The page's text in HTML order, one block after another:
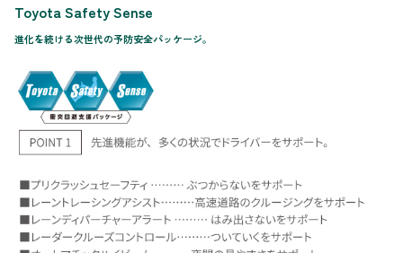
Toyota Safety Sense
進化を続ける次世代の予防安全パッケージ。